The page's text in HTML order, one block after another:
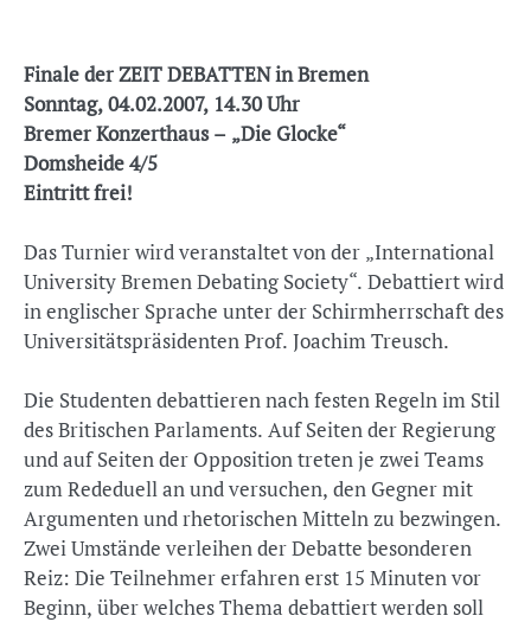
Finale der ZEIT DEBATTEN in Bremen
Sonntag, 04.02.2007, 14.30 Uhr
Bremer Konzerthaus – „Die Glocke“
Domsheide 4/5
Eintritt frei!
Das Turnier wird veranstaltet von der „International
University Bremen Debating Society“. Debattiert wird
in englischer Sprache unter der Schirmherrschaft des
Universitätspräsidenten Prof. Joachim Treusch.
Die Studenten debattieren nach festen Regeln im Stil
des Britischen Parlaments. Auf Seiten der Regierung
und auf Seiten der Opposition treten je zwei Teams
zum Rededuell an und versuchen, den Gegner mit
Argumenten und rhetorischen Mitteln zu bezwingen.
Zwei Umstände verleihen der Debatte besonderen
Reiz: Die Teilnehmer erfahren erst 15 Minuten vor
Beginn, über welches Thema debattiert werden soll